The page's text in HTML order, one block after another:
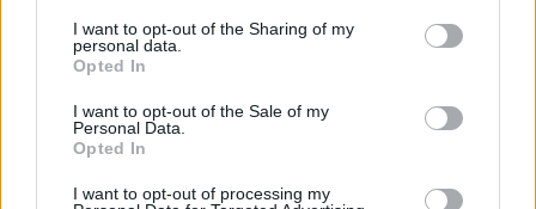
I want to opt-out of the Sharing of my
personal data.
Opted In
I want to opt-out of the Sale of my
Personal Data.
Opted In
I want to opt-out of processing my
κανόνες για επενδύσεις, νησιά και προορισμούς υπό
πίεση
Υπουργείο Εργασίας: Ο “χάρτης” των πληρωμών
από τον e-ΕΦΚΑ και τη ΔΥΠΑ έως τις 14 Αυγούστου
08/08/2026 - 12:58 ΟΙΚΟΝΟΜΙΑ